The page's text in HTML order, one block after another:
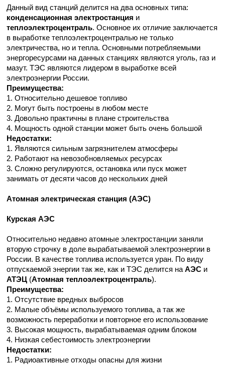
Данный вид станций делится на два основных типа:
конденсационнаяэлектростанция и
теплоэлектроцентраль. Основное их отличие заключается
в выработке теплоэлектроцентралью не только
электричества, но и тепла. Основными потребляемыми
энергоресурсами на данных станциях являются уголь, газ и
мазут. ТЭС являются лидером в выработке всей
электроэнергии России.
Преимущества:
1. Относительно дешевое топливо
2. Могут быть построены в любом месте
3. Довольно практичны в плане строительства
4. Мощность одной станции может быть очень большой
Недостатки:
1. Являются сильным загрязнителем атмосферы
2. Работают на невозобновляемых ресурсах
3. Сложно регулируются, остановка или пуск может
занимать от десяти часов до нескольких дней
Атомная электрическая станция (АЭС)
Курская АЭС
Относительно недавно атомные электростанции заняли
вторую строчку в доле вырабатываемой электроэнергии в
России. В качестве топлива используется уран. По виду
отпускаемой энергии так же, как и ТЭС делится наАЭС и
АТЭЦ (Атомная теплоэлектроцентраль).
Преимущества:
1. Отсутствие вредных выбросов
2. Малые объёмы используемого топлива, а так же
возможность переработки и повторное его использование
3. Высокая мощность, вырабатываемая одним блоком
4. Низкая себестоимость электроэнергии
Недостатки:
1. Радиоактивные отходы опасны для жизни